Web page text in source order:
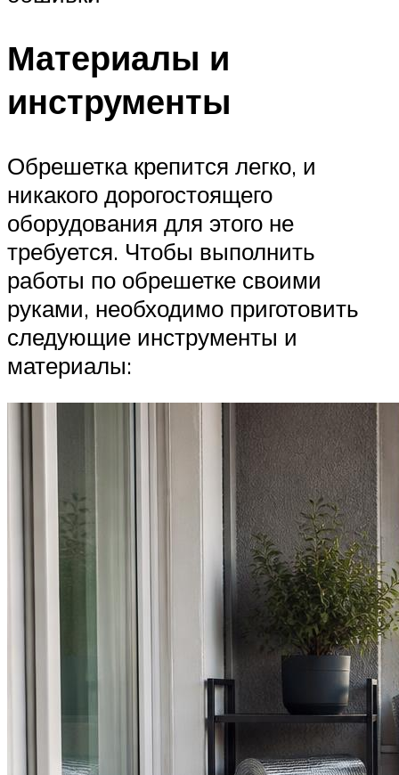
Материалы и
инструменты
Обрешетка крепится легко, и
никакого дорогостоящего
оборудования для этого не
требуется. Чтобы выполнить
работы по обрешетке своими
руками, необходимо приготовить
следующие инструменты и
материалы: